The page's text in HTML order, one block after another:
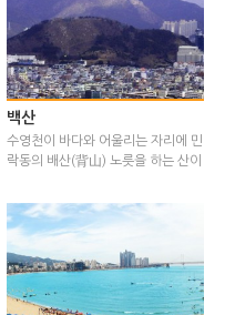
백산
수영천이 바다와 어울리는 자리에 민
락동의 배산(背山) 노릇을 하는 산이